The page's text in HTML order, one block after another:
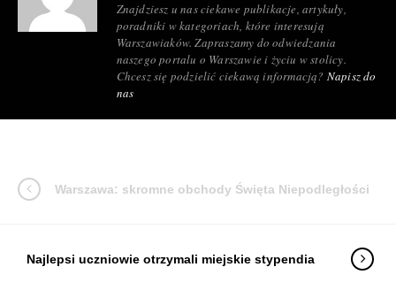
Znajdziesz u nas ciekawe publikacje, artykuły,
poradniki w kategoriach, które interesują
Warszawiaków. Zapraszamy do odwiedzania
naszego portalu o Warszawie i życiu w stolicy.
Chcesz się podzielić ciekawą informacją? Napisz do
nas
Warszawa: skromne obchody Święta Niepodległości
Najlepsi uczniowie otrzymali miejskie stypendia